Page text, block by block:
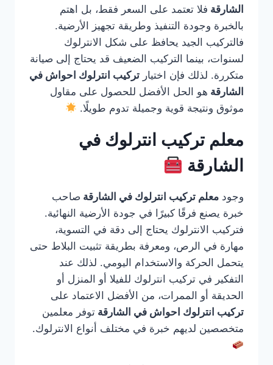
الشارقة فلا تعتمد على السعر فقط، بل اهتم
بالخبرة وجودة التنفيذ وطريقة تجهيز الأرضية.
فالتركيب الجيد يحافظ على شكل الانترلوك
لسنوات، بينما التركيب الضعيف قد يحتاج إلى صيانة
متكررة. لذلك فإن اختيار تركيب انترلوك احواش في
الشارقة هو الحل الأفضل للحصول على مقاول
موثوق ونتيجة قوية وجميلة تدوم طويلًا.
معلم تركيب انترلوك في
الشارقة
وجود معلم تركيب انترلوك في الشارقة صاحب
خبرة يصنع فرقًا كبيرًا في جودة الأرضية النهائية.
فتركيب الانترلوك يحتاج إلى دقة في التسوية،
مهارة في الرص، ومعرفة بطريقة تثبيت البلاط حتى
يتحمل الحركة والاستخدام اليومي. لذلك عند
التفكير في تركيب انترلوك للفيلا أو المنزل أو
الحديقة أو الممرات، من الأفضل الاعتماد على
تركيب انترلوك احواش في الشارقة توفر معلمين
متخصصين لديهم خبرة في مختلف أنواع الانترلوك.